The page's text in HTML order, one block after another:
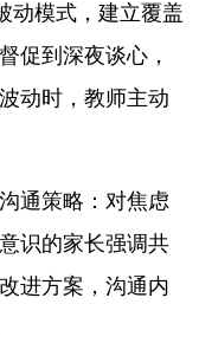
模式，建立覆盖
促到深夜谈心，
动时，教师主动
通策略：对焦虑
识的家长强调共
进方案，沟通内